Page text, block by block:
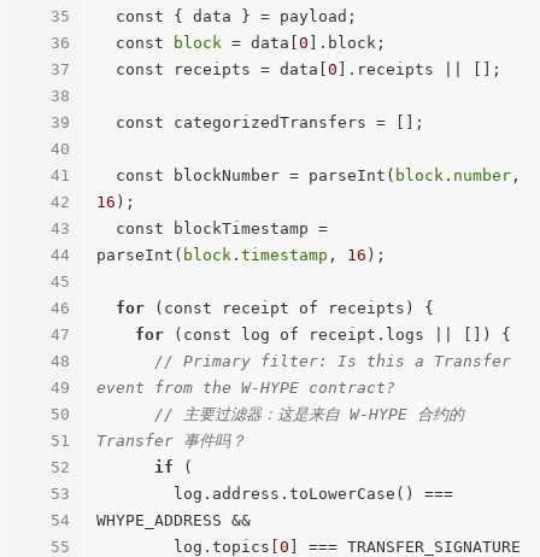
35
36
37
38
39
40
41
42
43
44
45
46
47
48
49
50
51
52
53
54
55
  const
block = data[0 ].block;
  const receipts = data[
0 ].receipts || [];
  const blockNumber = parseInt(
block . number
16 );
parseInt( block . timestamp , 16 );
for (const receipt of receipts) {
for (const log of receipt.logs || []) {
// Primary filter: Is this a Transfer
event from the W-HYPE contract?
// 主要过滤器：这是来自 W-HYPE 合约的
Transfer 事件吗？
if (
WHYPE_ADDRESS &&
        log.topics[
0 ] === TRANSFER_SIGNATURE